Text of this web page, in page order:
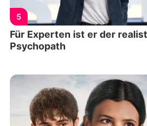
5
Für Experten ist er der
Psychopath